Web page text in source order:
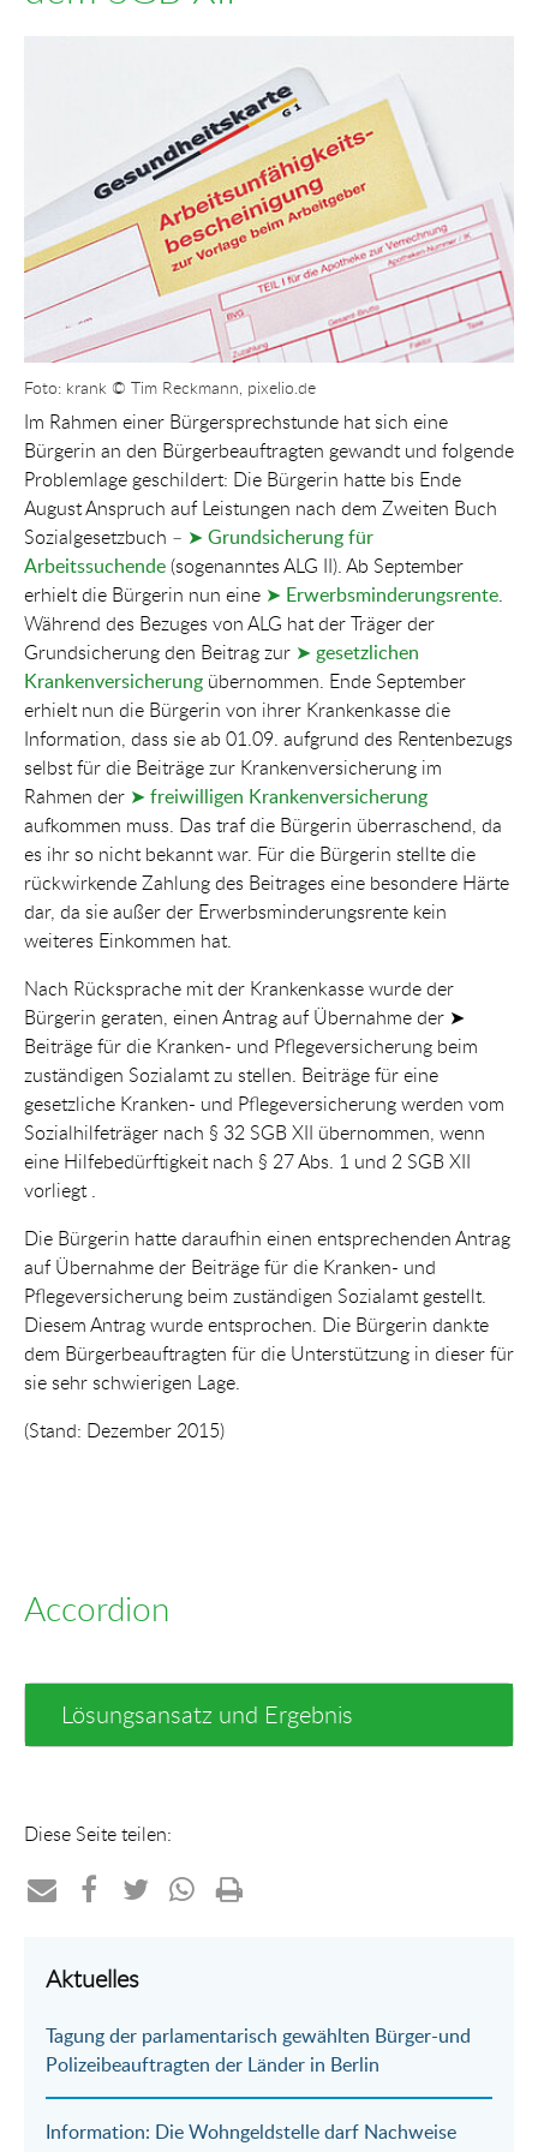
Foto: krank © Tim Reckmann, pixelio.de
Im Rahmen einer Bürgersprechstunde hat sich eine
Bürgerin an den Bürgerbeauftragten gewandt und folgende
Problemlage geschildert: Die Bürgerin hatte bis Ende
August Anspruch auf Leistungen nach dem Zweiten Buch
Sozialgesetzbuch – ➤ Grundsicherung für
Arbeitssuchende (sogenanntes ALG II). Ab September
erhielt die Bürgerin nun eine ➤ Erwerbsminderungsrente.
Während des Bezuges von ALG hat der Träger der
Grundsicherung den Beitrag zur ➤ gesetzlichen
Krankenversicherung übernommen. Ende September
erhielt nun die Bürgerin von ihrer Krankenkasse die
Information, dass sie ab 01.09. aufgrund des Rentenbezugs
selbst für die Beiträge zur Krankenversicherung im
Rahmen der ➤ freiwilligen Krankenversicherung
aufkommen muss. Das traf die Bürgerin überraschend, da
es ihr so nicht bekannt war. Für die Bürgerin stellte die
rückwirkende Zahlung des Beitrages eine besondere Härte
dar, da sie außer der Erwerbsminderungsrente kein
weiteres Einkommen hat.
Nach Rücksprache mit der Krankenkasse wurde der
Bürgerin geraten, einen Antrag auf Übernahme der ➤
Beiträge für die Kranken- und Pflegeversicherung beim
zuständigen Sozialamt zu stellen. Beiträge für eine
gesetzliche Kranken- und Pflegeversicherung werden vom
Sozialhilfeträger nach § 32 SGB XII übernommen, wenn
eine Hilfebedürftigkeit nach § 27 Abs. 1 und 2 SGB XII
vorliegt .
Die Bürgerin hatte daraufhin einen entsprechenden Antrag
auf Übernahme der Beiträge für die Kranken- und
Pflegeversicherung beim zuständigen Sozialamt gestellt.
Diesem Antrag wurde entsprochen. Die Bürgerin dankte
dem Bürgerbeauftragten für die Unterstützung in dieser für
sie sehr schwierigen Lage.
(Stand: Dezember 2015)
Accordion
Lösungsansatz und Ergebnis
Diese Seite teilen:
per
Mail
auf
Aktuelles
Tagung der parlamentarisch gewählten Bürger-und
Polizeibeauftragten der Länder in Berlin
Information: Die Wohngeldstelle darf Nachweise